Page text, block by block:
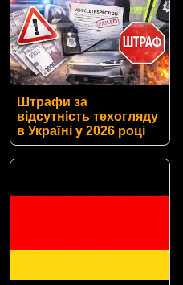
Штрафи за
відсутність техогляду
в Україні у 2026 році